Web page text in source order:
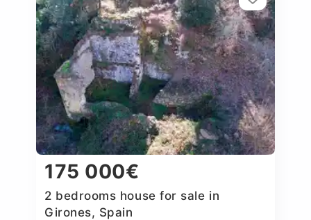
175 000€
2 bedrooms house for sale in
Girones, Spain